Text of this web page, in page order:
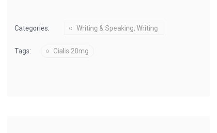
Categories: Writing & Speaking, Writing
Tags: Cialis 20mg